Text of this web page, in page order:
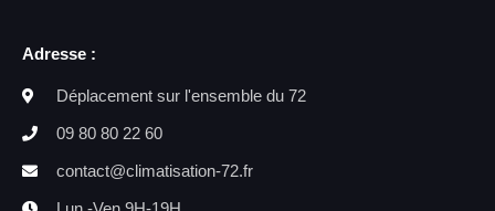
Adresse :
Déplacement sur l'ensemble du 72
09 80 80 22 60
contact@climatisation-72.fr